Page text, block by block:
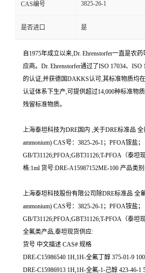
CAS编号 3825-26-1
是否进口 是
自1975年成立以来,Dr. Ehrenstorfer一直是农
应商。Dr. Ehrenstorfer通过了ISO 17034、ISO
的认证,并获德国DAKKS认可,其标准物质均在
认证体系下生产,可提供超过14,000种标准物
残留标准物质。
上海泰坦科技为DRE国内 ,关于DRE标准品
ammonium) CAS号：3825-26-1；PFOA铵盐；
GB/T31126;PFOA;GBT31126;T-PFOA（泰坦
格:1ml 货号:DRE-A15987152ME-100 产品类
上海泰坦科技股份有限公司除DRE标准品 全
ammonium) CAS号：3825-26-1；PFOA铵盐；
GB/T31126;PFOA;GBT31126;T-PFOA（泰坦
全氟类产品,泰坦现货供应:
货号 中文描述 CAS# 规格
DRE-C15986540 1H,1H-全氟丁醇 375-01-9
DRE-C15986913 1H,1H-全氟-1-己醇 423-46-1